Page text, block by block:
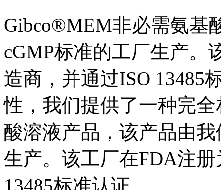
Gibco®MEM非必需氨基
cGMP标准的工厂生产。
造商，并通过ISO 13485
性，我们提供了一种完
酸溶液产品，该产品由
生产。该工厂在FDA注
13485标准认证。